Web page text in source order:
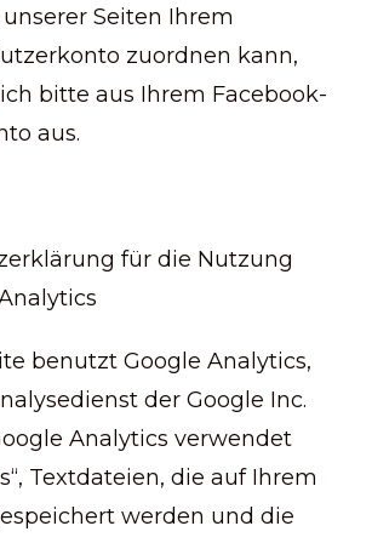
Seiten Ihrem
zuordnen kann,
bitte aus Ihrem Facebook-
aus.
für die Nutzung
benutzt Google Analytics,
der Google Inc.
Analytics verwendet
Textdateien, die auf Ihrem
werden und die